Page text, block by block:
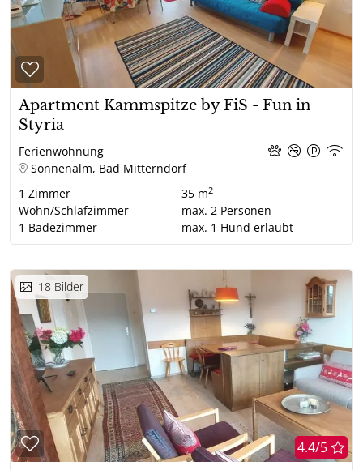
Apartment Kammspitze by FiS - Fun in
Styria
Ferienwohnung
Sonnenalm, Bad Mitterndorf
1 Zimmer
Wohn/Schlafzimmer
1 Badezimmer
35 m2
max. 2 Personen
max. 1 Hund erlaubt
4.4/5
18 Bilder